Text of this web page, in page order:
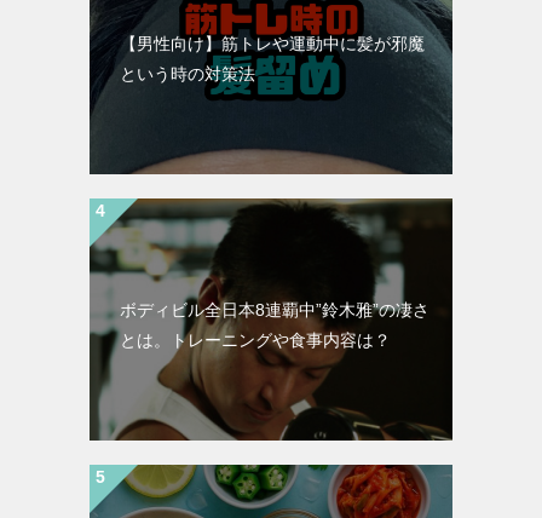
【男性向け】筋トレや運動中に髪が邪魔
という時の対策法
ボディビル全日本8連覇中”鈴木雅”の凄さ
とは。トレーニングや食事内容は？